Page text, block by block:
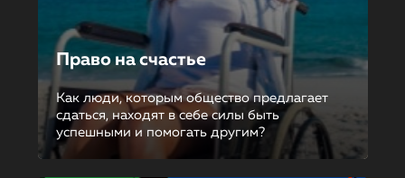
Право на счастье
Как люди, которым общество предлагает
сдаться, находят в себе силы быть
успешными и помогать другим?